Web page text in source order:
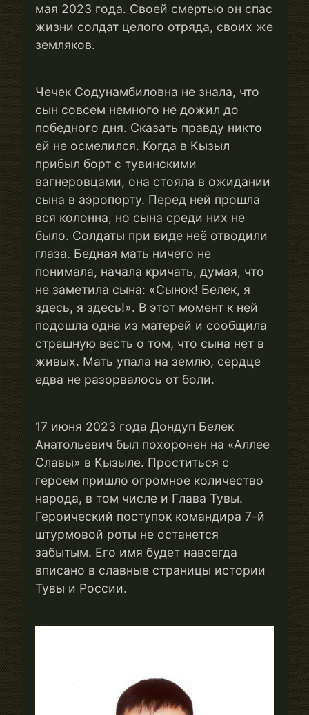
мая 2023 года. Своей смертью он спас
жизни солдат целого отряда, своих же
земляков.
Чечек Содунамбиловна не знала, что
сын совсем немного не дожил до
победного дня. Сказать правду никто
ей не осмелился. Когда в Кызыл
прибыл борт с тувинскими
вагнеровцами, она стояла в ожидании
сына в аэропорту. Перед ней прошла
вся колонна, но сына среди них не
было. Солдаты при виде неё отводили
глаза. Бедная мать ничего не
понимала, начала кричать, думая, что
не заметила сына: «Сынок! Белек, я
здесь, я здесь!». В этот момент к ней
подошла одна из матерей и сообщила
страшную весть о том, что сына нет в
живых. Мать упала на землю, сердце
едва не разорвалось от боли.
17 июня 2023 года Дондуп Белек
Анатольевич был похоронен на «Аллее
Славы» в Кызыле. Проститься с
героем пришло огромное количество
народа, в том числе и Глава Тувы.
Героический поступок командира 7-й
штурмовой роты не останется
забытым. Его имя будет навсегда
вписано в славные страницы истории
Тувы и России.